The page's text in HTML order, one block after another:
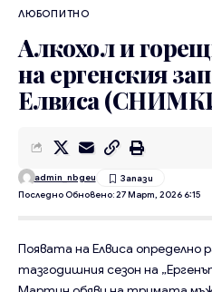
ЛЮБОПИТНО
Алкохол и
на ергенския
Елвиса
Последно Обновено: 27 Март, 2026 6:15
admin_nbgeu
Появата на Елвиса определно
тазгодишния сезон на